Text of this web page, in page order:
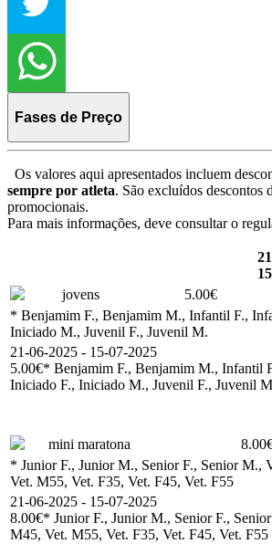
Fases de Preço
Os valores aqui apresentados incluem
sempre por atleta. São excluídos descontos
promocionais.
Para mais informações, deve consultar o
jovens
5.00€
* Benjamim F., Benjamim M., Infantil F.,
Iniciado M., Juvenil F., Juvenil M.
21-06-2025 - 15-07-2025
5.00€* Benjamim F., Benjamim M., Infantil
Iniciado F., Iniciado M., Juvenil F., Juvenil
mini maratona
* Junior F., Junior M., Senior F., Senior M.,
Vet. M55, Vet. F35, Vet. F45, Vet. F55
21-06-2025 - 15-07-2025
8.00€* Junior F., Junior M., Senior F.,
M45, Vet. M55, Vet. F35, Vet. F45, Vet. F55